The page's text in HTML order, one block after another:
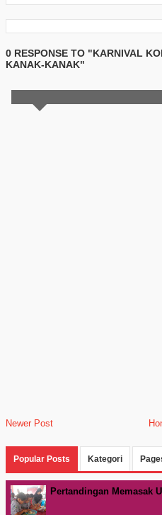
0 RESPONSE TO "KARNIVAL
KANAK-KANAK"
Newer Post
Popular Posts Kategori
Pertandingan Memasak